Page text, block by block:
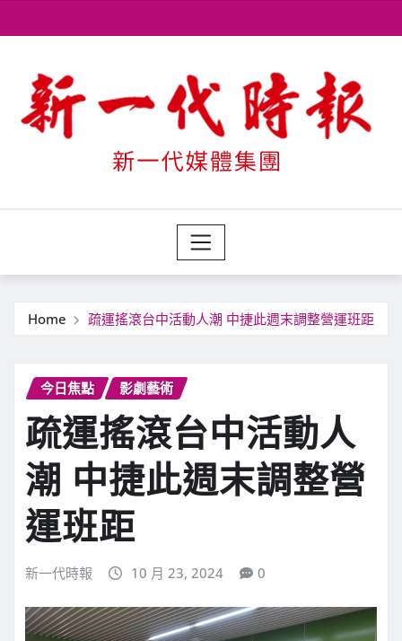
to
Home 疏運搖滾台中活動人潮 中捷此週末調整營運班距
今日焦點 影劇藝術
疏運搖滾台中活動人
潮 中捷此週末調整營
運班距
新一代時報 10 月 23, 2024 0